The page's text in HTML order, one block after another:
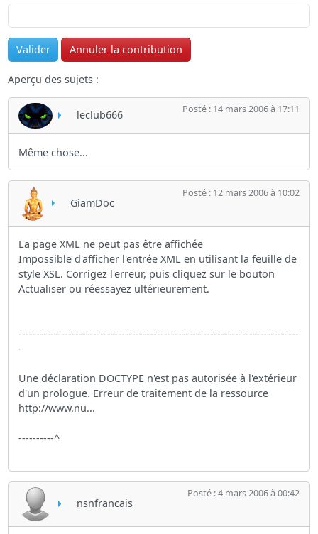
Aperçu des sujets :
leclub666 Posté : 14 mars 2006 à 17:11
Même chose...
GiamDoc
Posté : 12 mars 2006 à 10:02
La page XML ne peut pas être affichée
Impossible d'afficher l'entrée XML en utilisant la feuille de
style XSL. Corrigez l'erreur, puis cliquez sur le bouton
Actualiser ou réessayez ultérieurement.
-------------------------------------------------------------------------------
-
Une déclaration DOCTYPE n'est pas autorisée à l'extérieur
d'un prologue. Erreur de traitement de la ressource
http://www.nu...
----------^
nsnfrancais
Posté : 4 mars 2006 à 00:42